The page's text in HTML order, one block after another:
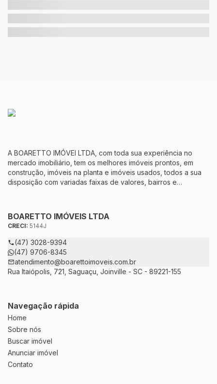
A BOARETTO IMÓVEI LTDA, com toda sua experiência no
mercado imobiliário, tem os melhores imóveis prontos, em
construção, imóveis na planta e imóveis usados, todos a sua
disposição com variadas faixas de valores, bairros e
ao CRECI-5144J – estarão sempre prontos para responder-lhe
todas as suas dúvidas sobre casas, apartamentos, terrenos,
salas comerciais e outros produtos imobiliários.
BOARETTO IMÓVEIS LTDA
CRECI: 5144J
(47) 3028-9394
(47) 9706-8345
atendimento@boarettoimoveis.com.br
Rua Itaiópolis, 721, Saguaçu, Joinville - SC - 89221-155
Navegação rápida
Home
Sobre nós
Buscar imóvel
Anunciar imóvel
Contato